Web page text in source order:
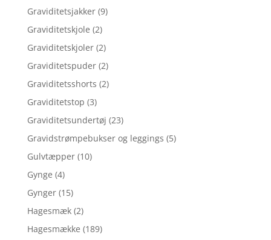
Graviditetsjakker (9)
Graviditetskjole (2)
Graviditetskjoler (2)
Graviditetspuder (2)
Graviditetsshorts (2)
Graviditetstop (3)
Graviditetsundertøj (23)
Gravidstrømpebukser og leggings (5)
Gulvtæpper (10)
Gynge (4)
Gynger (15)
Hagesmæk (2)
Hagesmække (189)